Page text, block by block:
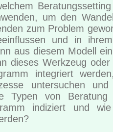
um den
zum Problem
und in
aus diesem Modell
dieses Werkzeug
integriert
untersuchen und
Typen von
indiziert und